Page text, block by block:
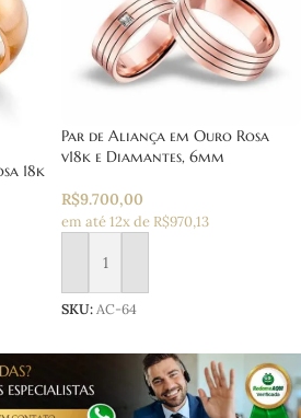
18k
Par de Aliança em Ouro Rosa
v18k e Diamantes, 6mm
R$9.700,00
em até 12x de R$970,13
Adicionar ao carrinho
SKU:AC-64